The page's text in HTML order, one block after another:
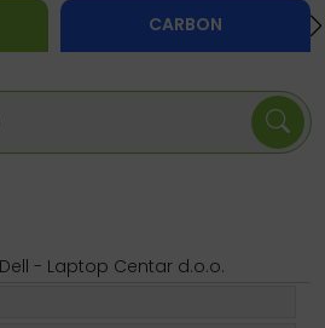
CARBON
- Laptop Centar d.o.o.